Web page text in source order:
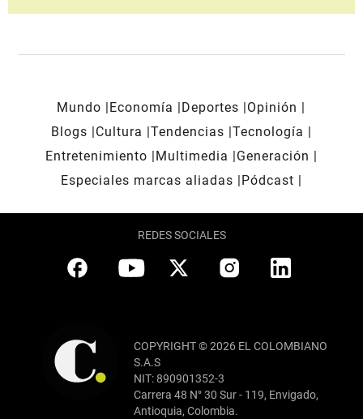
Mundo Economía Deportes
Opinión
Blogs
Cultura Tendencias Tecnología
Entretenimiento
Multimedia
Generación
Especiales marcas aliadas
Pódcast
REDES SOCIALES
COPYRIGHT © 2026 EL COLOMBIANO
S.A.S
NIT: 890901352-3
Carrera 48 N° 30 Sur - 119, Envigado,
Antioquia, Colombia.